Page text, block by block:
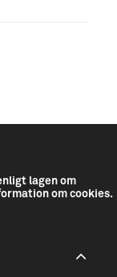
lagen om
om cookies.